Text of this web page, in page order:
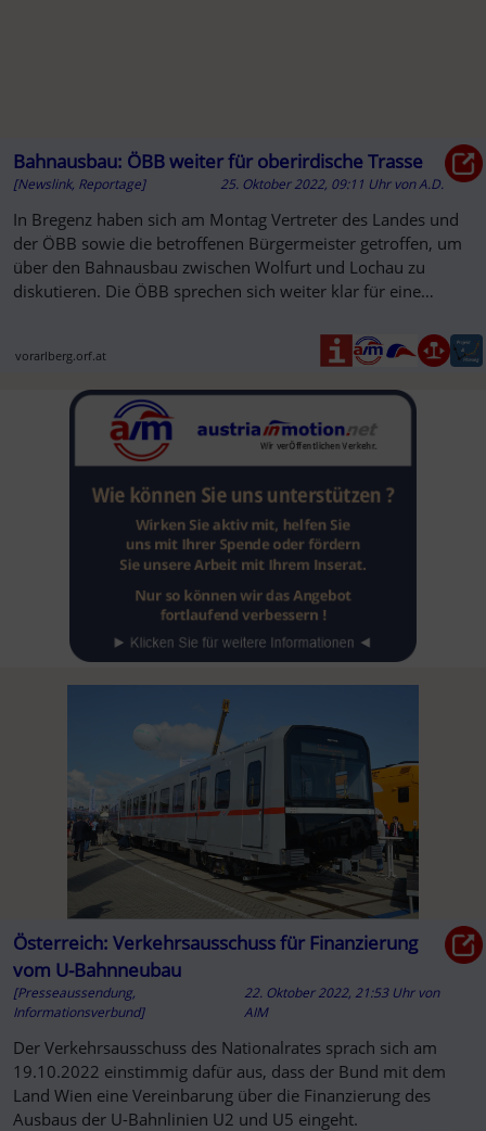
Bahnausbau: ÖBB weiter für oberirdische Trasse
[Newslink, Reportage] 25. Oktober 2022, 09:11 Uhr vonA.D.
In Bregenz haben sich am Montag Vertreter des Landes und
der ÖBB sowie die betroffenen Bürgermeister getroffen, um
über den Bahnausbau zwischen Wolfurt und Lochau zu
diskutieren. Die ÖBB sprechen sich weiter klar für eine
vorarlberg.orf.at
Österreich: Verkehrsausschuss für Finanzierung
vom U-Bahnneubau
[Presseaussendung,
Informationsverbund]
22. Oktober 2022, 21:53 Uhr von
AIM
Der Verkehrsausschuss des Nationalrates sprach sich am
19.10.2022 einstimmig dafür aus, dass der Bund mit dem
Land Wien eine Vereinbarung über die Finanzierung des
Ausbaus der U-Bahnlinien U2 und U5 eingeht.